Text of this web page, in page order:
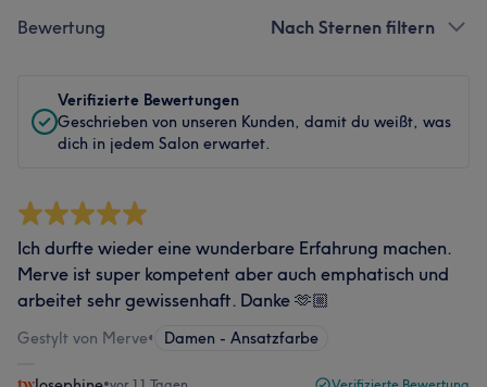
Bewertung Nach Sternen filtern
Verifizierte Bewertungen
Geschrieben von unseren Kunden, damit du weißt, was
dich in jedem Salon erwartet.
Ich durfte wieder eine wunderbare Erfahrung machen.
Merve ist super kompetent aber auch emphatisch und
arbeitet sehr gewissenhaft. Danke 🫶🏼
Gestylt von Merve• Damen - Ansatzfarbe